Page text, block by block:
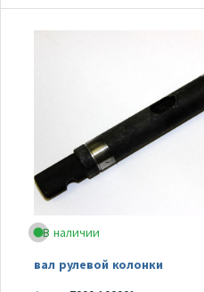
В наличии
вал рулевой колонки